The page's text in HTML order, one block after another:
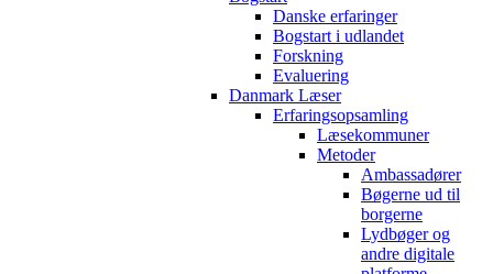
Danske erfaringer
Bogstart i udlandet
Forskning
Evaluering
Danmark Læser
Erfaringsopsamling
Læsekommuner
Metoder
Ambassadører
Bøgerne ud til
borgerne
Lydbøger og
andre digitale